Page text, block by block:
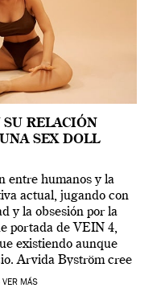
RELACIÓN
SEX DOLL
entre humanos y la
actual, jugando con
y la obsesión por la
portada de VEIN 4,
existiendo aunque
Arvida Byström cree
un complejo […]
VER MÁS